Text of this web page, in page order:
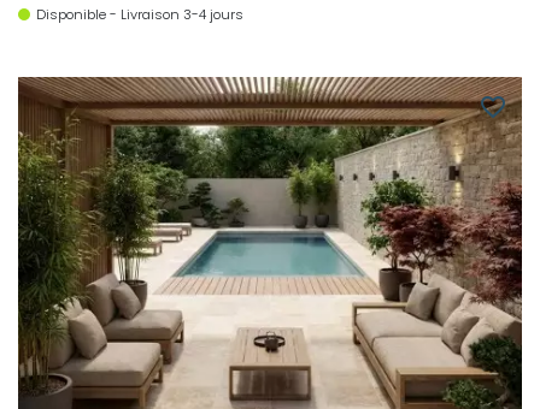
Disponible - Livraison 3-4 jours
favorite_border